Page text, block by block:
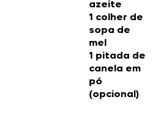
azeite
1 colher de
sopa de
mel
1 pitada de
canela em
pó
(opcional)